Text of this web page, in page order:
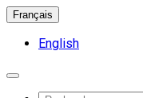
Français
English